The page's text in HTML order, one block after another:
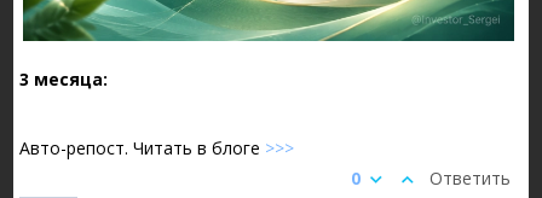
3 месяца:
Авто-репост. Читать в блоге >>>
Ответить
0